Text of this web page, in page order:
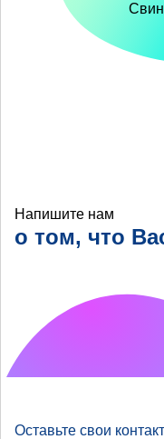
Напишите нам
о том, что
Оставьте свои